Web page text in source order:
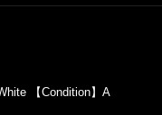
【Condition】A